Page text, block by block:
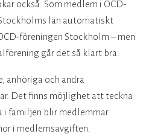
också. Som medlem i OCD-
län automatiskt
föreningen Stockholm – men
går det så klart bra.
anhöriga och andra
Det finns möjlighet att teckna
i familjen blir medlemmar
i medlemsavgiften.